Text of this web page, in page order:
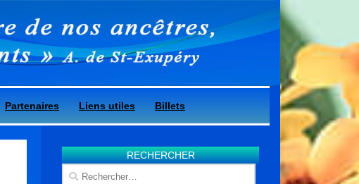
Partenaires Liens utiles Billets
RECHERCHER
Rechercher :